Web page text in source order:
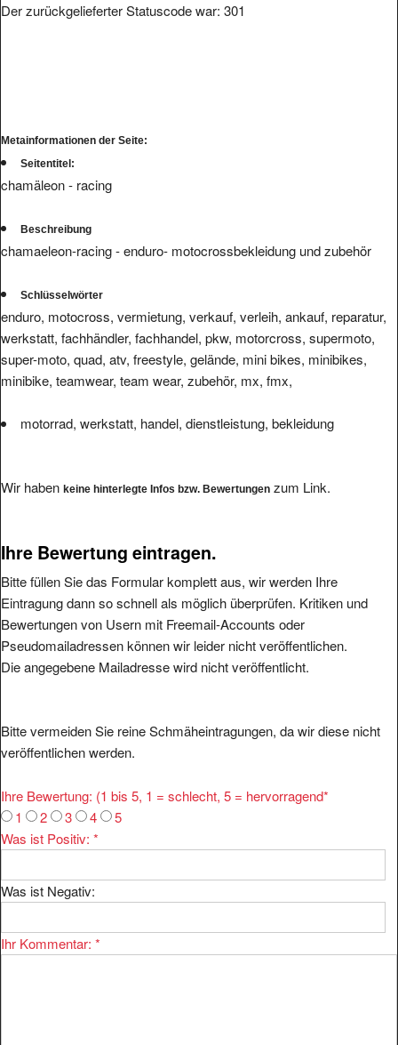
Der zurückgelieferter Statuscode war: 301
Metainformationen der Seite:
Seitentitel:
chamäleon - racing
Beschreibung
chamaeleon-racing - enduro- motocrossbekleidung und zubehör
Schlüsselwörter
enduro, motocross, vermietung, verkauf, verleih, ankauf, reparatur,
werkstatt, fachhändler, fachhandel, pkw, motorcross, supermoto,
super-moto, quad, atv, freestyle, gelände, mini bikes, minibikes,
minibike, teamwear, team wear, zubehör, mx, fmx,
motorrad, werkstatt, handel, dienstleistung, bekleidung
Wir haben keine hinterlegte Infos bzw. Bewertungen zum Link.
Ihre Bewertung eintragen.
Bitte füllen Sie das Formular komplett aus, wir werden Ihre
Eintragung dann so schnell als möglich überprüfen. Kritiken und
Bewertungen von Usern mit Freemail-Accounts oder
Pseudomailadressen können wir leider nicht veröffentlichen.
Die angegebene Mailadresse wird nicht veröffentlicht.
Bitte vermeiden Sie reine Schmäheintragungen, da wir diese nicht
veröffentlichen werden.
Ihre Bewertung: (1 bis 5, 1 = schlecht, 5 = hervorragend*
1
2 3 4
5
Was ist Positiv: *
Was ist Negativ:
Ihr Kommentar: *